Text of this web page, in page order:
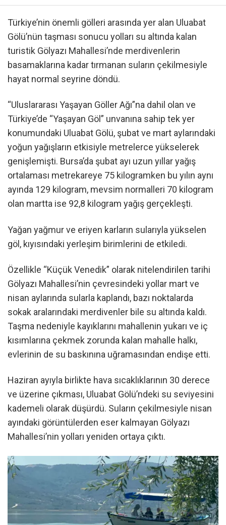
Türkiye’nin önemli gölleri arasında yer alan Uluabat
Gölü’nün taşması sonucu yolları su altında kalan
turistik Gölyazı Mahallesi’nde merdivenlerin
basamaklarına kadar tırmanan suların çekilmesiyle
hayat normal seyrine döndü.
“Uluslararası Yaşayan Göller Ağı”na dahil olan ve
Türkiye’de “Yaşayan Göl” unvanına sahip tek yer
konumundaki Uluabat Gölü, şubat ve mart aylarındaki
yoğun yağışların etkisiyle metrelerce yükselerek
genişlemişti. Bursa’da şubat ayı uzun yıllar yağış
ortalaması metrekareye 75 kilogramken bu yılın aynı
ayında 129 kilogram, mevsim normalleri 70 kilogram
olan martta ise 92,8 kilogram yağış gerçekleşti.
Yağan yağmur ve eriyen karların sularıyla yükselen
göl, kıyısındaki yerleşim birimlerini de etkiledi.
Özellikle “Küçük Venedik” olarak nitelendirilen tarihi
Gölyazı Mahallesi’nin çevresindeki yollar mart ve
nisan aylarında sularla kaplandı, bazı noktalarda
sokak aralarındaki merdivenler bile su altında kaldı.
Taşma nedeniyle kayıklarını mahallenin yukarı ve iç
kısımlarına çekmek zorunda kalan mahalle halkı,
evlerinin de su baskınına uğramasından endişe etti.
Haziran ayıyla birlikte hava sıcaklıklarının 30 derece
ve üzerine çıkması, Uluabat Gölü’ndeki su seviyesini
kademeli olarak düşürdü. Suların çekilmesiyle nisan
ayındaki görüntülerden eser kalmayan Gölyazı
Mahallesi’nin yolları yeniden ortaya çıktı.